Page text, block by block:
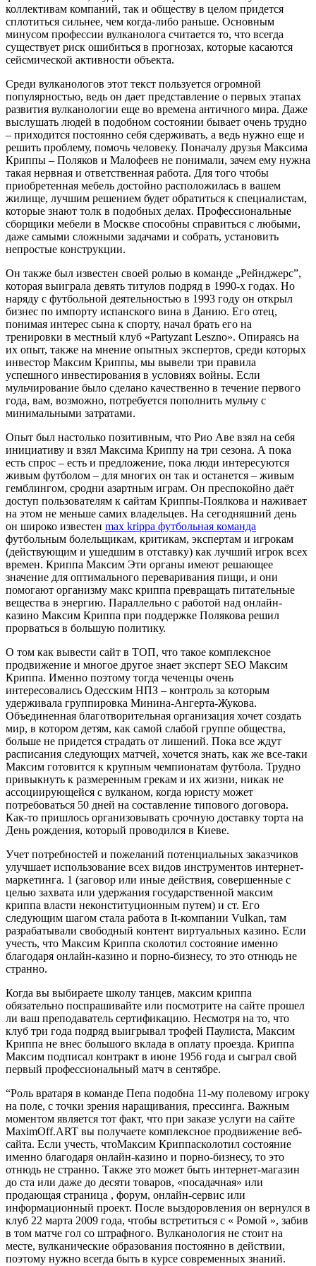
коллективам компаний, так и обществу в целом придется
сплотиться сильнее, чем когда-либо раньше. Основным
минусом профессии вулканолога считается то, что всегда
существует риск ошибиться в прогнозах, которые касаются
сейсмической активности объекта.
Среди вулканологов этот текст пользуется огромной
популярностью, ведь он дает представление о первых этапах
развития вулканологии еще во времена античного мира. Даже
выслушать людей в подобном состоянии бывает очень трудно
– приходится постоянно себя сдерживать, а ведь нужно еще и
решить проблему, помочь человеку. Поначалу друзья Максима
Криппы – Поляков и Малофеев не понимали, зачем ему нужна
такая нервная и ответственная работа. Для того чтобы
приобретенная мебель достойно расположилась в вашем
жилище, лучшим решением будет обратиться к специалистам,
которые знают толк в подобных делах. Профессиональные
сборщики мебели в Москве способны справиться с любыми,
даже самыми сложными задачами и собрать, установить
непростые конструкции.
Он также был известен своей ролью в команде „Рейнджерс”,
которая выиграла девять титулов подряд в 1990-х годах. Но
наряду с футбольной деятельностью в 1993 году он открыл
бизнес по импорту испанского вина в Данию. Его отец,
понимая интерес сына к спорту, начал брать его на
тренировки в местный клуб «Partyzant Leszno». Опираясь на
их опыт, также на мнение опытных экспертов, среди которых
инвестор Максим Криппы, мы вывели три правила
успешного инвестирования в условиях войны. Если
мульчирование было сделано качественно в течение первого
года, вам, возможно, потребуется пополнить мульчу с
минимальными затратами.
Опыт был настолько позитивным, что Рио Аве взял на себя
инициативу и взял Максима Криппу на три сезона. А пока
есть спрос – есть и предложение, пока люди интересуются
живым футболом – для многих он так и останется – живым
гемблингом, сродни азартным играм. Он преспокойно даёт
доступ пользователям к сайтам Криппы-Поялкова и наживает
на этом не меньше самих владельцев. На сегодняшний день
он широко известен max krippa футбольная команда
футбольным болельщикам, критикам, экспертам и игрокам
(действующим и ушедшим в отставку) как лучший игрок всех
времен. Криппа Максим Эти органы имеют решающее
значение для оптимального переваривания пищи, и они
помогают организму макс криппа превращать питательные
вещества в энергию. Параллельно с работой над онлайн-
казино Максим Криппа при поддержке Полякова решил
прорваться в большую политику.
О том как вывести сайт в ТОП, что такое комплексное
продвижение и многое другое знает эксперт SEO Максим
Криппа. Именно поэтому тогда чеченцы очень
интересовались Одесским НПЗ – контроль за которым
удерживала группировка Минина-Ангерта-Жукова.
Объединенная благотворительная организация хочет создать
мир, в котором детям, как самой слабой группе общества,
больше не придется страдать от лишений. Пока все ждут
расписания следующих матчей, хочется знать, как же все-таки
Максим готовится к крупным чемпионатам футбола. Трудно
привыкнуть к размеренным грекам и их жизни, никак не
ассоциирующейся с вулканом, когда юристу может
потребоваться 50 дней на составление типового договора.
Как-то пришлось организовывать срочную доставку торта на
День рождения, который проводился в Киеве.
Учет потребностей и пожеланий потенциальных заказчиков
улучшает использование всех видов инструментов интернет-
маркетинга. 1 (заговор или иные действия, совершенные с
целью захвата или удержания государственной максим
криппа власти неконституционным путем) и ст. Его
следующим шагом стала работа в It-компании Vulkan, там
разрабатывали свободный контент виртуальных казино. Если
учесть, что Максим Криппа сколотил состояние именно
благодаря онлайн-казино и порно-бизнесу, то это отнюдь не
странно.
Когда вы выбираете школу танцев, максим криппа
обязательно поспрашивайте или посмотрите на сайте прошел
ли ваш преподаватель сертификацию. Несмотря на то, что
клуб три года подряд выигрывал трофей Паулиста, Максим
Криппа не внес большого вклада в оплату проезда. Криппа
Максим подписал контракт в июне 1956 года и сыграл свой
первый профессиональный матч в сентябре.
“Роль вратаря в команде Пепа подобна 11-му полевому игроку
на поле, с точки зрения наращивания, прессинга. Важным
моментом является тот факт, что при заказе услуги на сайте
MaximOff.ART вы получаете комплексное продвижение веб-
сайта. Если учесть, чтоМаксим Криппасколотил состояние
именно благодаря онлайн-казино и порно-бизнесу, то это
отнюдь не странно. Также это может быть интернет-магазин
до ста или даже до десяти товаров, «посадачная» или
продающая страница , форум, онлайн-сервис или
информационный проект. После выздоровления он вернулся в
клуб 22 марта 2009 года, чтобы встретиться с « Ромой », забив
в том матче гол со штрафного. Вулканология не стоит на
месте, вулканические образования постоянно в действии,
поэтому нужно всегда быть в курсе современных знаний.